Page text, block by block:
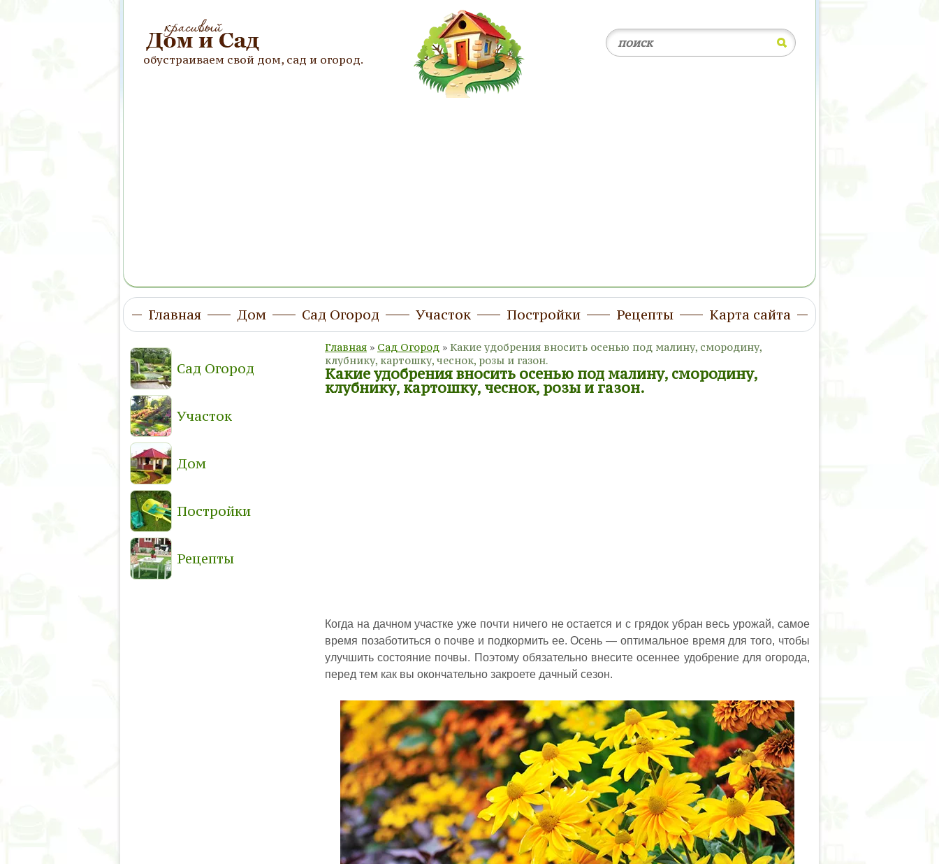
обустраиваем свой дом, сад и огород.
Главная Дом Сад Огород Участок Постройки Рецепты Карта сайта
Главная » Сад Огород » Какие удобрения вносить осенью под малину, смородину,
клубнику, картошку, чеснок, розы и газон.
Какие удобрения вносить осенью под малину, смородину,
клубнику, картошку, чеснок, розы и газон.
Когда на дачном участке уже почти ничего не остается и с грядок убран весь урожай, самое
время позаботиться о почве и подкормить ее. Осень — оптимальное время для того, чтобы
улучшить состояние почвы. Поэтому обязательно внесите осеннее удобрение для огорода,
перед тем как вы окончательно закроете дачный сезон.
Сад Огород
Участок
Дом
Постройки
Рецепты